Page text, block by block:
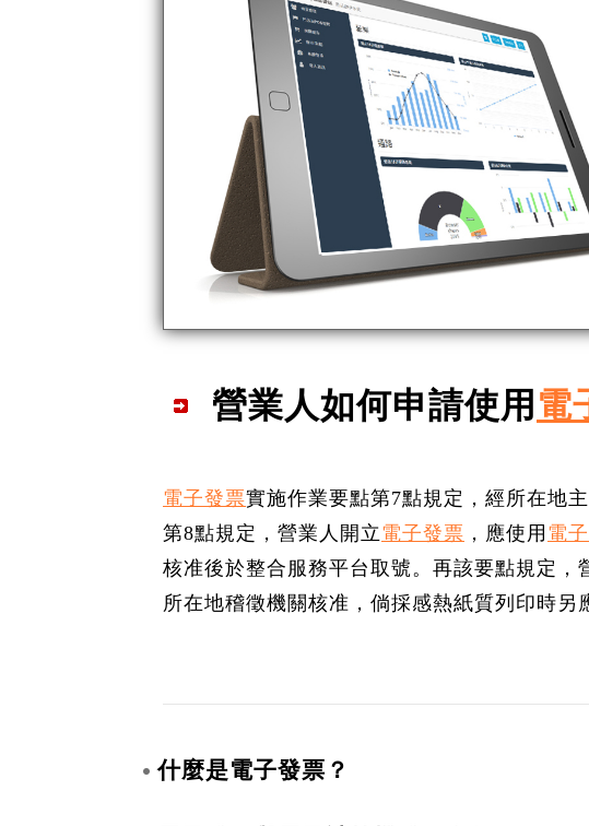
營業人如何申請使用 電
電子發票實施作業要點第7點規定，經所在地
第8點規定，營業人開立電子發票 ，應使用 電
核准後於整合服務平台取號。再該要點規定，
所在地稽徵機關核准，倘採感熱紙質列印時另
什麼是電子發票？